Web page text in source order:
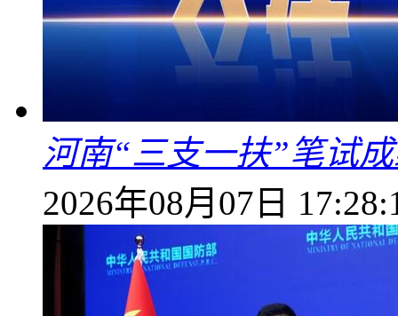
河南“三支一扶”笔试
2026年08月07日